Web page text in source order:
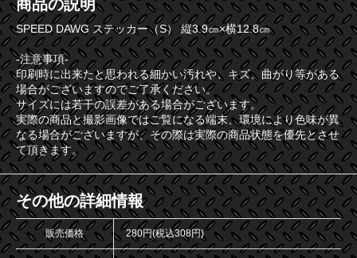
商品の説明
SPEED DAWG ステッカー（S） 縦3.9㎝×横12.8㎝
-注意事項-
印刷時に出来たと思われる細かい汚れや、キズ、曲がり等がある
場合がございますのでご了承ください。
サイズには若干の誤差がある場合がございます。
実際の商品と撮影画像ではご覧になる端末、環境により色味が異
なる場合がございますが、その際は実際の商品状態を優先とさせ
て頂きます。
その他の詳細情報
販売価格 280円(税込308円)